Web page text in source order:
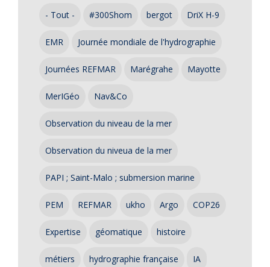
- Tout - #300Shom bergot DriX H-9
EMR Journée mondiale de l'hydrographie
Journées REFMAR Marégrahe Mayotte
MerIGéo Nav&Co
Observation du niveau de la mer
Observation du niveua de la mer
PAPI ; Saint-Malo ; submersion marine
PEM REFMAR ukho Argo COP26
Expertise géomatique histoire
métiers hydrographie française IA